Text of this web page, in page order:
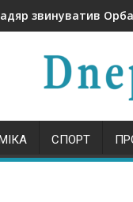
звинуватив
СПОРТ